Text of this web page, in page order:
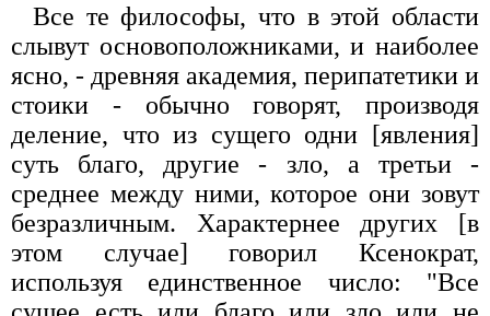
Все те философы, что в этой области
слывут основоположниками, и наиболее
ясно, - древняя академия, перипатетики и
стоики - обычно говорят, производя
деление, что из сущего одни [явления]
суть благо, другие - зло, а третьи -
среднее между ними, которое они зовут
безразличным. Характернее других [в
этом случае] говорил Ксенократ,
используя единственное число: "Все